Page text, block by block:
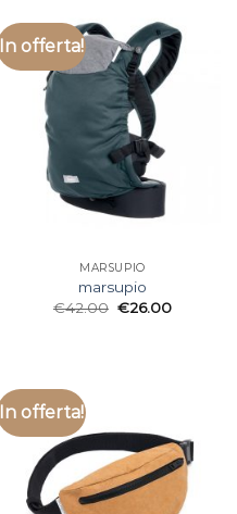
In offerta!
MARSUPIO
marsupio
€42.00 €26.00
In offerta!